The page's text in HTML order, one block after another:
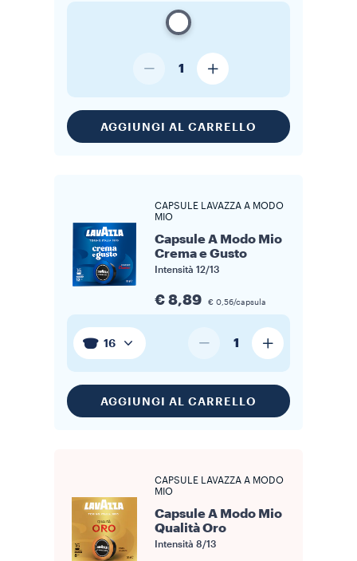
1
AGGIUNGI AL CARRELLO
CAPSULE LAVAZZA A MODO
MIO
Capsule A Modo Mio
Crema e Gusto
Intensità 12/13
€ 8,89 € 0,56/capsula
16 1
AGGIUNGI AL CARRELLO
CAPSULE LAVAZZA A MODO
MIO
Capsule A Modo Mio
Qualità Oro
Intensità 8/13